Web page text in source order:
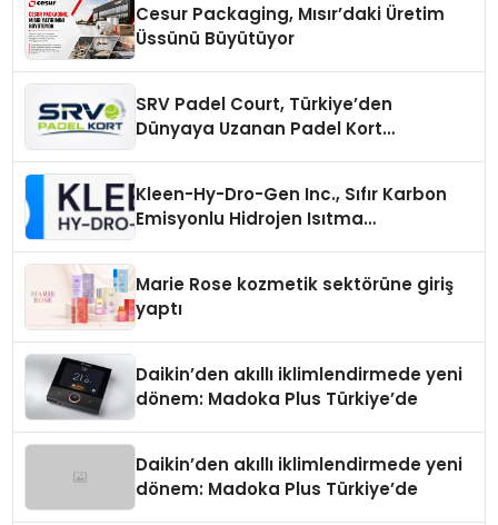
Cesur Packaging, Mısır’daki Üretim
Üssünü Büyütüyor
SRV Padel Court, Türkiye’den
Dünyaya Uzanan Padel Kort
Kleen-Hy-Dro-Gen Inc., Sıfır Karbon
Emisyonlu Hidrojen Isıtma
Marie Rose kozmetik sektörüne giriş
yaptı
Daikin’den akıllı iklimlendirmede yeni
dönem: Madoka Plus Türkiye’de
Daikin’den akıllı iklimlendirmede yeni
dönem: Madoka Plus Türkiye’de